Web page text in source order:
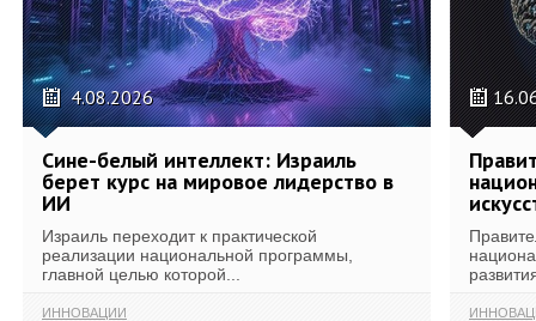
4.08.2026
Сине-белый интеллект: Израиль
берет курс на мировое лидерство в
ИИ
Израиль переходит к практической
реализации национальной программы,
главной целью которой...
ИННОВАЦИИ